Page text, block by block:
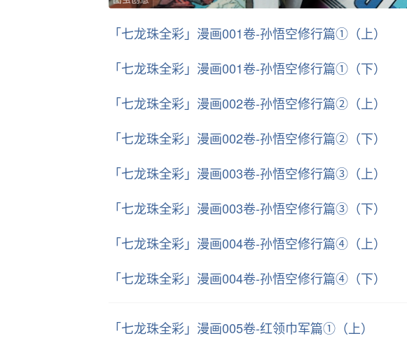
「七龙珠全彩」漫画001卷-孙悟空修行篇①（上）
「七龙珠全彩」漫画001卷-孙悟空修行篇①（下）
「七龙珠全彩」漫画002卷-孙悟空修行篇②（上）
「七龙珠全彩」漫画002卷-孙悟空修行篇②（下）
「七龙珠全彩」漫画003卷-孙悟空修行篇③（上）
「七龙珠全彩」漫画003卷-孙悟空修行篇③（下）
「七龙珠全彩」漫画004卷-孙悟空修行篇④（上）
「七龙珠全彩」漫画004卷-孙悟空修行篇④（下）
「七龙珠全彩」漫画005卷-红领巾军篇①（上）